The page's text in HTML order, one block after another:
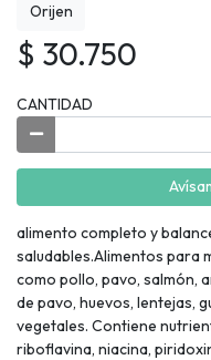
Orijen
$ 30.750
CANTIDAD
alimento completo y
saludables.Alimentos para
como pollo, pavo, salmón,
de pavo, huevos, lentejas,
vegetales. Contiene
riboflavina, niacina,